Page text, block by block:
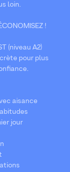
loin.
!
(niveau A2)
pour plus
aisance
jour